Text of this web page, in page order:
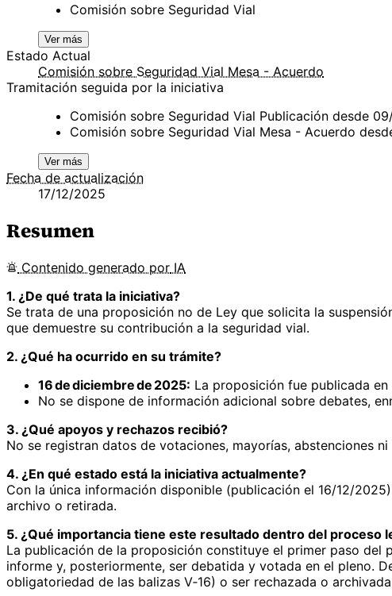
Comisión sobre Seguridad Vial
Ver más
Estado Actual
Comisión sobre Seguridad Vial Mesa - Acuerdo
Tramitación seguida por la iniciativa
Comisión sobre Seguridad Vial Publicación desde
Comisión sobre Seguridad Vial Mesa - Acuerdo
Ver más
Fecha de actualización
17/12/2025
Resumen
Contenido generado por IA
1. ¿De qué trata la iniciativa?
Se trata de una proposición no de Ley que solicita la
que demuestre su contribución a la seguridad vial.
2. ¿Qué ha ocurrido en su trámite?
16 de diciembre de 2025: La proposición fue publicada
No se dispone de información adicional sobre debates,
3. ¿Qué apoyos y rechazos recibió?
No se registran datos de votaciones, mayorías, abstenciones
4. ¿En qué estado está la iniciativa actualmente?
Con la única información disponible (publicación el 16/12/
archivo o retirada.
5. ¿Qué importancia tiene este resultado dentro del proceso
La publicación de la proposición constituye el primer paso del
informe y, posteriormente, ser debatida y votada en el pleno.
obligatoriedad de las balizas V‑16) o ser rechazada o